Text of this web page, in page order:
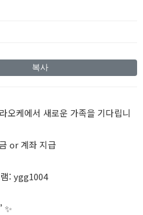
복사
오케에서 새로운 가족을 기다립니
or 계좌 지급
: ygg1004
✨